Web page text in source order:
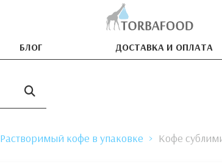
БЛОГ ДОСТАВКА И ОПЛАТА
Растворимый кофе в упаковке Кофе